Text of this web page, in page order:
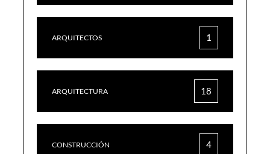
ARQUITECTOS 1
ARQUITECTURA 18
CONSTRUCCIÓN 4